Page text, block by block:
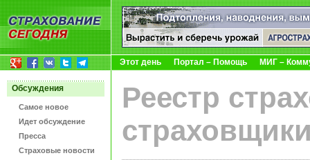
Этот день Портал – Помощь МИГ –
Обсуждения
Самое новое
Идет обсуждение
Пресса
Страховые новости
Реестр